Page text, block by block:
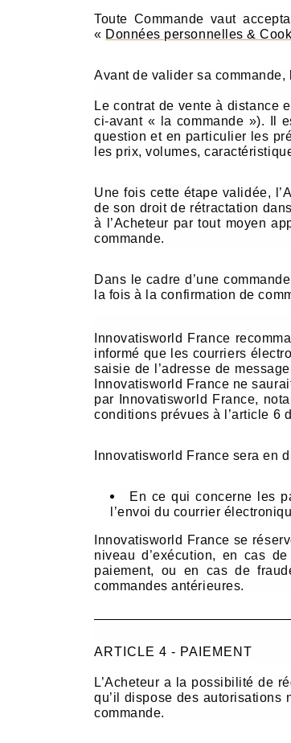
Toute Commande vaut
« Données personnelles &
Avant de valider sa
Le contrat de vente à distance
ci-avant « la commande »). Il
question et en particulier les
les prix, volumes,
Une fois cette étape validée,
de son droit de rétractation
à l’Acheteur par tout moyen
commande.
Dans le cadre d’une
la fois à la confirmation de
Innovatisworld France
informé que les courriers
saisie de l’adresse de
Innovatisworld France ne
par Innovatisworld France,
conditions prévues à l’article 6
Innovatisworld France sera en
En ce qui concerne les
l’envoi du courrier
Innovatisworld France se
niveau d’exécution, en cas
paiement, ou en cas de
commandes antérieures.
ARTICLE 4 - PAIEMENT
L’Acheteur a la possibilité de
qu’il dispose des autorisations
commande.